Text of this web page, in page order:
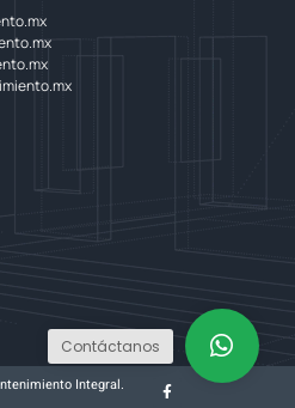
Integral.
Contáctanos